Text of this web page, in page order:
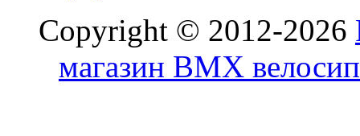
Copyright © 2012-2026
магазин BMX